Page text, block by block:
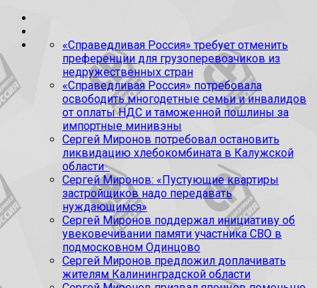
«Справедливая Россия» требует отменить
преференции для грузоперевозчиков из
недружественных стран
«Справедливая Россия» потребовала
освободить многодетные семьи и инвалидов
от оплаты НДС и таможенной пошлины за
импортные минивэны
Сергей Миронов потребовал остановить
ликвидацию хлебокомбината в Калужской
области
Сергей Миронов: «Пустующие квартиры
застройщиков надо передавать
нуждающимся»
Сергей Миронов поддержал инициативу об
увековечивании памяти участника СВО в
подмосковном Одинцово
Сергей Миронов предложил доплачивать
жителям Калининградской области